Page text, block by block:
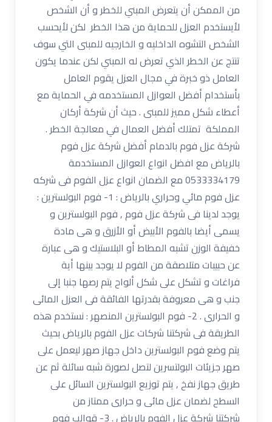
من الممكن أن يتعرض المبني للخطر و أن الشخص
لأيستخدم العزل للحماية من هذا الخطر لكن لأيحسب
الشخص التشوه الداخليه و الخارجيه للمبنى التي سوف
تنتج عن الخطر الذي تعرض له المبني لكن عندما يكون
العامل ذو خبرة في مجال العزل يقوم العامل
بأستخدام أفضل العوازل المستخدمه في الحماية مع
أعطاء شكل مميز للمبنى . حيث أن شركة أركان
المملكة تمتلك أفضل العمال في معالجة الخطر .
شركة عزل فوم بالدمام أفضل شركة عزل فوم
بالرياض مع افضل انواع العوازل المستخدمة
0533334179 مع الضمان انواع عزل الفوم فى شركه
عزل فوم مائي وحراري بالرياض : 1- فوم البولسترين :
يوجد لدينا فى شركة عزل فوم , فوم البولسترين و
يسمى أيضا بالفوم الأبيض أو الأزرق و هى مادة
خفيفة الوزن تشبه المطاط أو البلاستيك و هى عبارة
عن حبيبات متلاصقة من الفوم لا يوجد بينها أية
فراغات و تشكل على شكل ألواح يتم رصها جنبا إلى
جنب و هى معروفة بقدرتها الفائقة فى العزل المائى
و الحرارى . 2- فوم البولسترين المنصهر : نستخدم هذه
الطريقة فى شركتنا شركات عزل الفوم بالرياض بحيث
يتم وضع فوم البولسترين داخل جهاز صهر ليعمل على
صهر جزيئات البولتسرين لتصل لصورة شبه سائلة ثم عن
طريق جهاز نفخ , يتم توزيع البولسترين السائل على
السطح لضمان عزل مائى و حرارى ممتاز من
شركتنا شركة عزل الفوم بالرياض . 3- قوالب فوم